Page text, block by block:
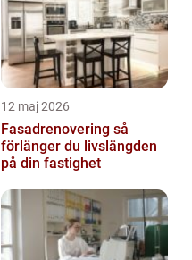
12 maj 2026
Fasadrenovering så
förlänger du livslängden
på din fastighet